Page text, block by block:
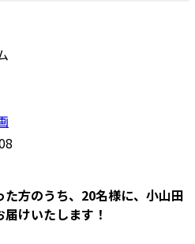
方のうち、20名様に、小山田
けいたします！